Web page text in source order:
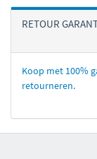
RETOUR
Koop met 100%
retourneren.